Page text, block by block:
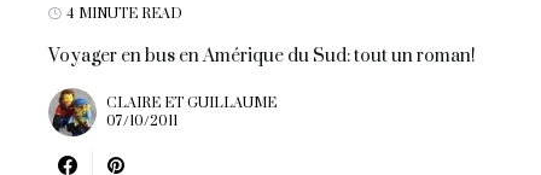
4 MINUTE READ
Voyager en bus en Amérique du Sud: tout un roman!
CLAIRE ET GUILLAUME
07/10/2011